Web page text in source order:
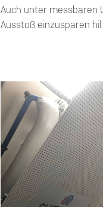
Auch unter messbaren
Ausstoß einzusparen